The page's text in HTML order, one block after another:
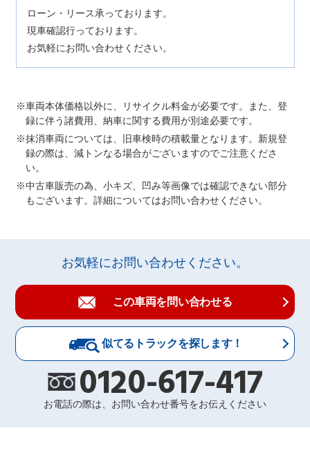
ローン・リース承っております。
現車確認行っております。
お気軽にお問い合わせください。
車両本体価格以外に、リサイクル料金が必要です。また、登
録に伴う諸費用、納車に関する費用が別途必要です。
抹消車両については、旧車検時の積載量となります。新規登
録の際は、減トンなる場合がございますのでご注意くださ
い。
中古車販売の為、小キズ、凹み等画像では確認できない部分
もございます。詳細についてはお問い合わせください。
お気軽にお問い合わせください。
この車両を問い合わせる
似てるトラックを探します！
0120-617-417
お電話の際は、お問い合わせ番号をお伝えください